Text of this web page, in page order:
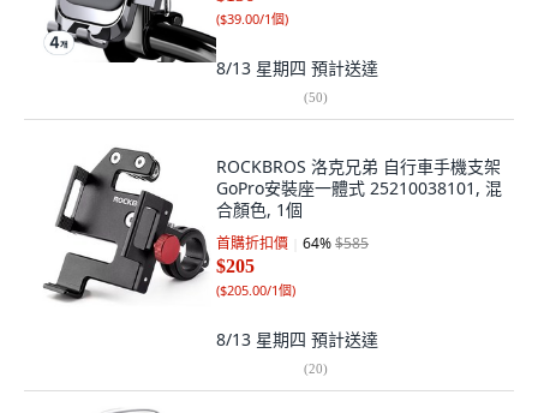
($39.00/1個)
8/13 星期四 預計送達
(50)
ROCKBROS 洛克兄弟 自行車手機支架
GoPro安裝座一體式 25210038101, 混
合顏色, 1個
首購折扣價 64%$585
$205
($205.00/1個)
8/13 星期四 預計送達
(20)